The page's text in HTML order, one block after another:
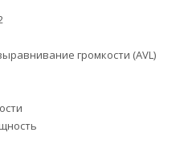
громкости (AVL)